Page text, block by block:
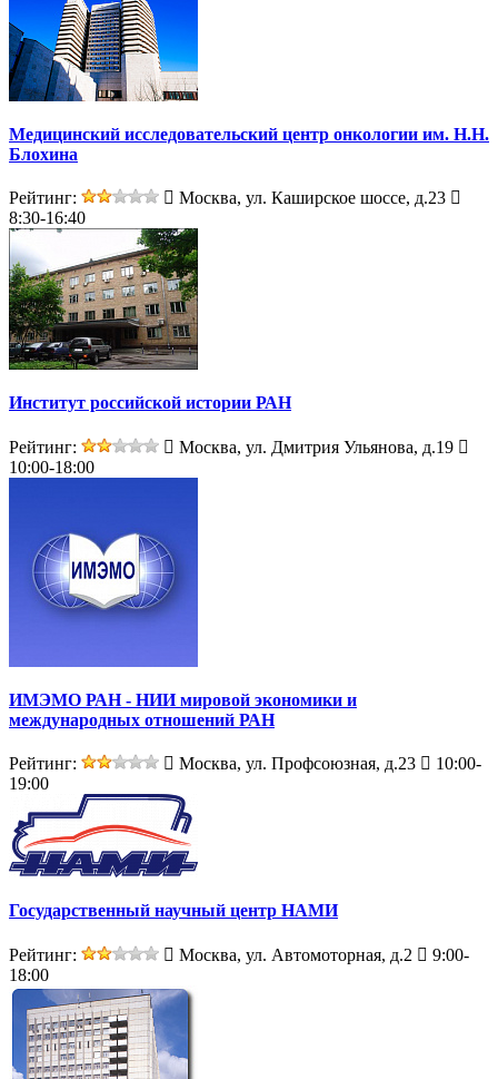
Медицинский исследовательский центр онкологии им. Н.Н.
Блохина
Рейтинг:
Москва, ул. Каширское шоссе, д.23
8:30-16:40
Институт российской истории РАН
Рейтинг:
Москва, ул. Дмитрия Ульянова, д.19
10:00-18:00
ИМЭМО РАН - НИИ мировой экономики и
международных отношений РАН
Рейтинг: Москва, ул. Профсоюзная, д.23
10:00-
19:00
Государственный научный центр НАМИ
Рейтинг: Москва, ул. Автомоторная, д.2
9:00-
18:00